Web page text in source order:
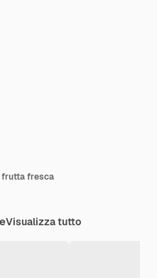
frutta fresca
Visualizza tutto